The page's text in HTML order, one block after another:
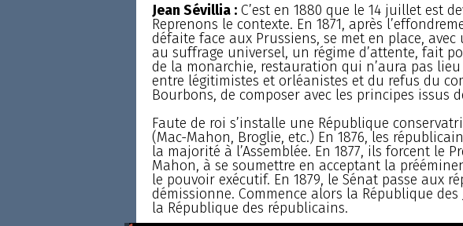
Jean Sévillia :C’est en 1880 que le 14 juillet est
Reprenons le contexte. En 1871, après
défaite face aux Prussiens, se met en place,
au suffrage universel, un régime d’attente, fait
de la monarchie, restauration qui n’aura pas
entre légitimistes et orléanistes et du refus du
Bourbons, de composer avec les principes issus
Faute de roi s’installe une République
(Mac-Mahon, Broglie, etc.) En 1876, les
la majorité à l’Assemblée. En 1877, ils forcent le
Mahon, à se soumettre en acceptant la
le pouvoir exécutif. En 1879, le Sénat passe aux
démissionne. Commence alors la République des
la République des républicains.